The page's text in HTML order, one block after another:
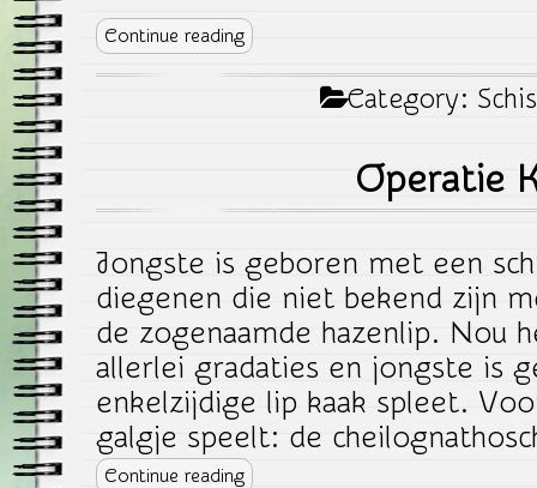
Continue reading
Category:
Operatie
Jongste is geboren met een
diegenen die niet bekend zijn
de zogenaamde hazenlip. Nou
allerlei gradaties en jongste is
enkelzijdige lip kaak spleet.
galgje speelt: de
Continue reading